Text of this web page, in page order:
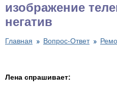
изображение
негатив
Главная Вопрос-Ответ
Лена спрашивает: